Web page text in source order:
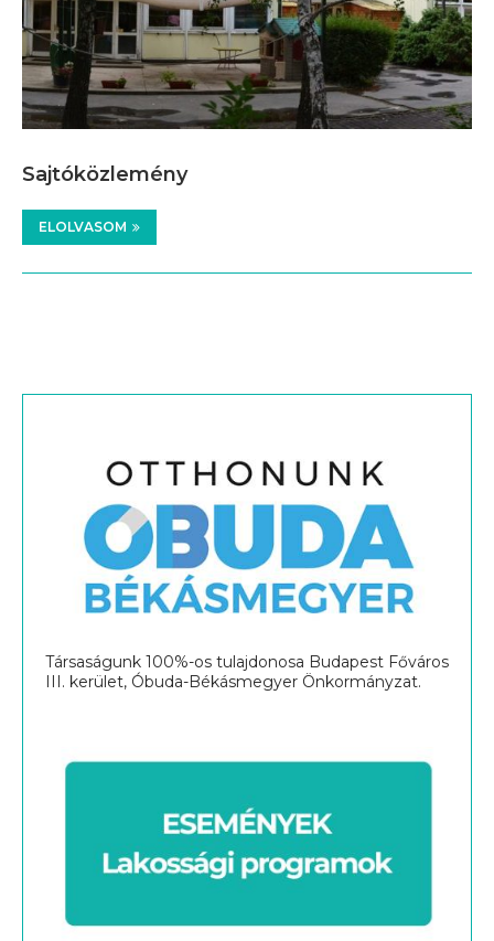
Sajtóközlemény
ELOLVASOM
Társaságunk 100%-os tulajdonosa Budapest Főváros
III. kerület, Óbuda-Békásmegyer Önkormányzat.